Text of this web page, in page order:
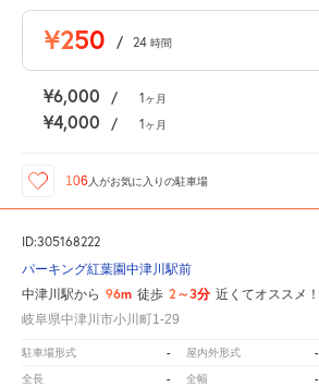
¥250 / 24 時間
¥6,000 / 1ヶ月
¥4,000 / 1ヶ月
106 人がお気に入りの駐車場
ID:305168222
パーキング紅葉園中津川駅前
中津川駅から 96m 徒歩 2～3分 近くてオススメ！
岐阜県中津川市小川町1-29
駐車場形式 - 屋内外形式 -
全長 - 全幅 -